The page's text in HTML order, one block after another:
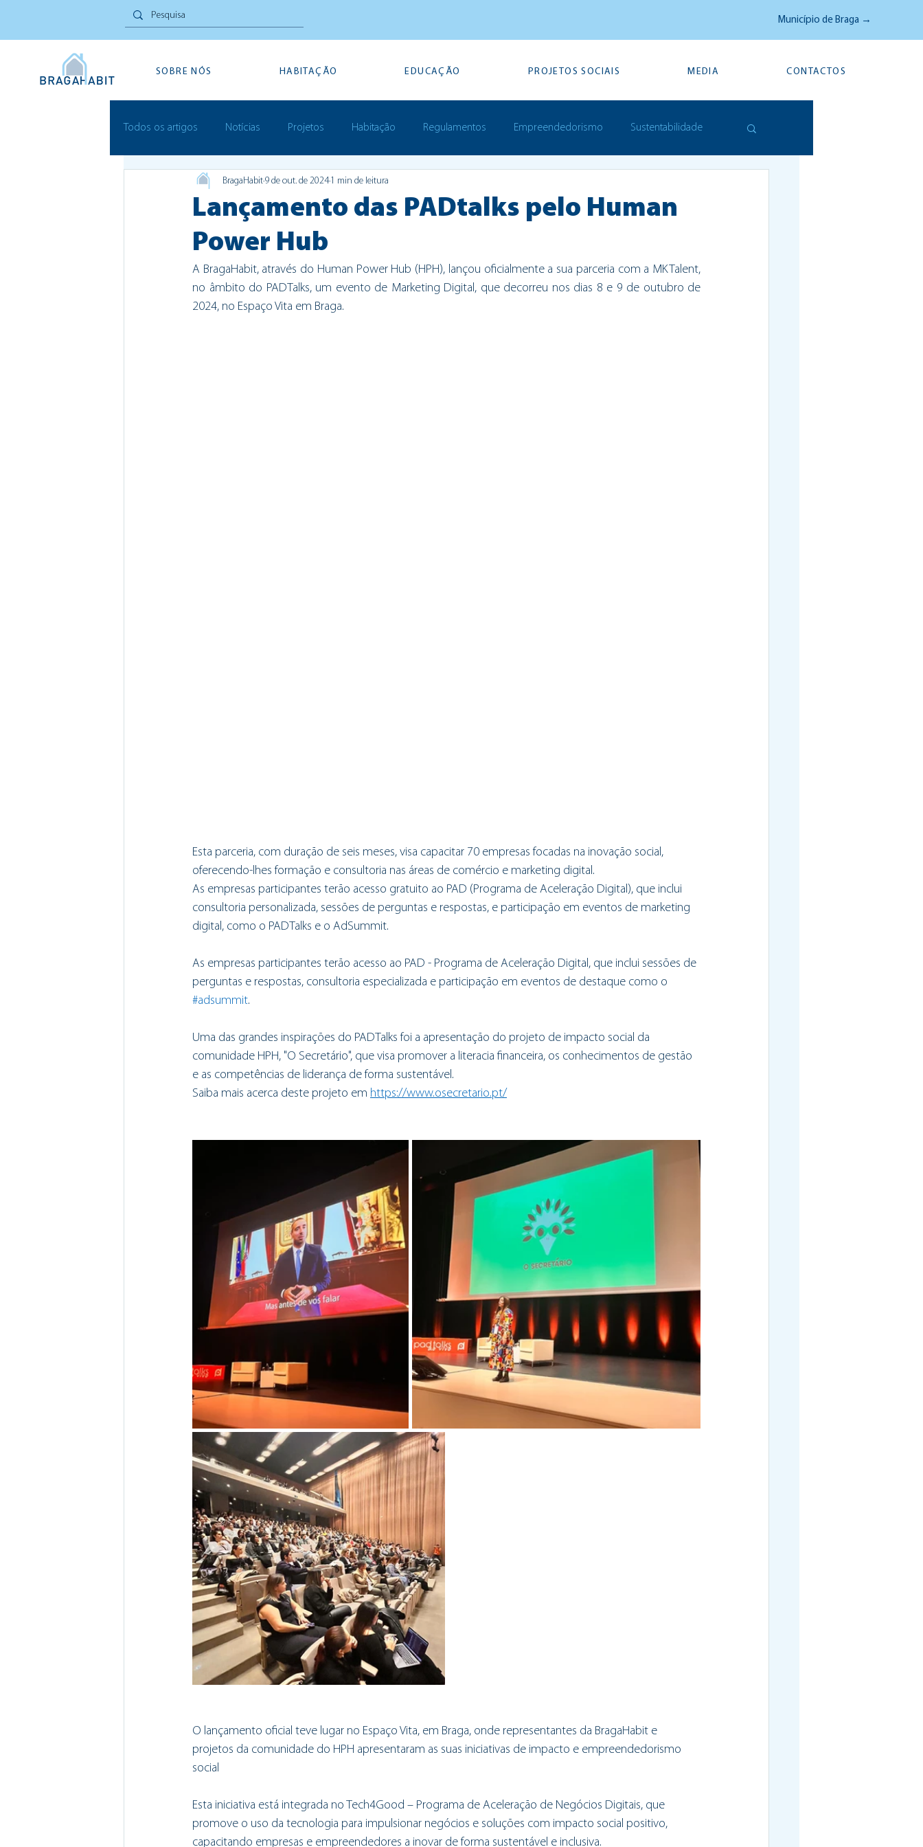
Município de Braga →
SOBRE NÓS HABITAÇÃO EDUCAÇÃO PROJETOS SOCIAIS MEDIA CONTACTOS
Todos os artigos Notícias Projetos Habitação Regulamentos Empreendedorismo Sustentabilidade
Inovação Social Festivais Prémios
Lançamento das PADtalks pelo Human
Power Hub
BragaHabit 9 de out. de 2024 1 min de leitura
A BragaHabit, através do Human Power Hub (HPH), lançou oficialmente a sua parceria com a MKTalent,
no âmbito do PADTalks, um evento de Marketing Digital, que decorreu nos dias 8 e 9 de outubro de
2024, no Espaço Vita em Braga.
Esta parceria, com duração de seis meses, visa capacitar 70 empresas focadas na inovação social,
oferecendo-lhes formação e consultoria nas áreas de comércio e marketing digital.
As empresas participantes terão acesso gratuito ao PAD (Programa de Aceleração Digital), que inclui
consultoria personalizada, sessões de perguntas e respostas, e participação em eventos de marketing
digital, como o PADTalks e o AdSummit.
As empresas participantes terão acesso ao PAD - Programa de Aceleração Digital, que inclui sessões de
perguntas e respostas, consultoria especializada e participação em eventos de destaque como o
#adsummit.
Uma das grandes inspirações do PADTalks foi a apresentação do projeto de impacto social da
comunidade HPH, "O Secretário", que visa promover a literacia financeira, os conhecimentos de gestão
e as competências de liderança de forma sustentável.
Saiba mais acerca deste projeto em https://www.osecretario.pt/
O lançamento oficial teve lugar no Espaço Vita, em Braga, onde representantes da BragaHabit e
projetos da comunidade do HPH apresentaram as suas iniciativas de impacto e empreendedorismo
social
Esta iniciativa está integrada no Tech4Good – Programa de Aceleração de Negócios Digitais, que
promove o uso da tecnologia para impulsionar negócios e soluções com impacto social positivo,
capacitando empresas e empreendedores a inovar de forma sustentável e inclusiva.